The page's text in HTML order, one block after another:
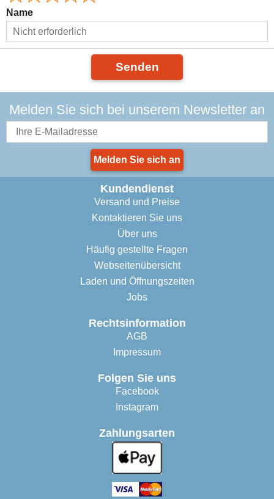
Name
Senden
Melden Sie sich bei unserem Newsletter an
Melden Sie sich an
Kundendienst
Versand und Preise
Kontaktieren Sie uns
Über uns
Häufig gestellte Fragen
Webseitenübersicht
Laden und Öffnungszeiten
Jobs
Rechtsinformation
AGB
Impressum
Folgen Sie uns
Facebook
Instagram
Zahlungsarten